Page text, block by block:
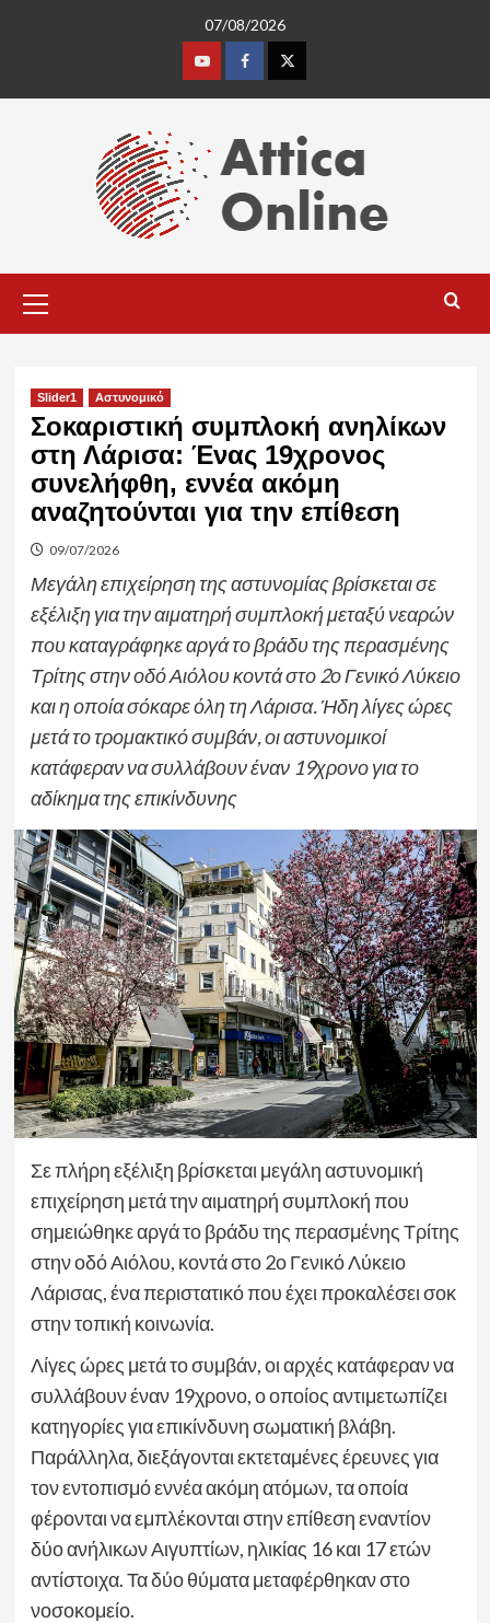
07/08/2026
YoutubeFacebookTwitter
Menu
Slider1 Αστυνομικό
Σοκαριστική συμπλοκή ανηλίκων
στη Λάρισα: Ένας 19χρονος
συνελήφθη, εννέα ακόμη
αναζητούνται για την επίθεση
09/07/2026
Μεγάλη επιχείρηση της αστυνομίας βρίσκεται σε
εξέλιξη για την αιματηρή συμπλοκή μεταξύ νεαρών
που καταγράφηκε αργά το βράδυ της περασμένης
Τρίτης στην οδό Αιόλου κοντά στο 2ο Γενικό Λύκειο
και η οποία σόκαρε όλη τη Λάρισα. Ήδη λίγες ώρες
μετά το τρομακτικό συμβάν, οι αστυνομικοί
κατάφεραν να συλλάβουν έναν 19χρονο για το
αδίκημα της επικίνδυνης
Σε πλήρη εξέλιξη βρίσκεται μεγάλη αστυνομική
επιχείρηση μετά την αιματηρή συμπλοκή που
σημειώθηκε αργά το βράδυ της περασμένης Τρίτης
στην οδό Αιόλου, κοντά στο 2ο Γενικό Λύκειο
Λάρισας, ένα περιστατικό που έχει προκαλέσει σοκ
στην τοπική κοινωνία.
Λίγες ώρες μετά το συμβάν, οι αρχές κατάφεραν να
συλλάβουν έναν 19χρονο, ο οποίος αντιμετωπίζει
κατηγορίες για επικίνδυνη σωματική βλάβη.
Παράλληλα, διεξάγονται εκτεταμένες έρευνες για
τον εντοπισμό εννέα ακόμη ατόμων, τα οποία
φέρονται να εμπλέκονται στην επίθεση εναντίον
δύο ανήλικων Αιγυπτίων, ηλικίας 16 και 17 ετών
αντίστοιχα. Τα δύο θύματα μεταφέρθηκαν στο
νοσοκομείο.